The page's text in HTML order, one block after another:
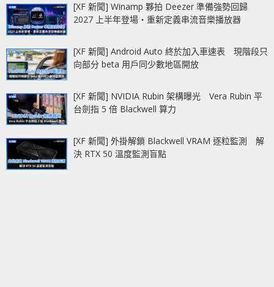
[XF 新聞] Winamp 夥拍 Deezer 準備強勢回歸
2027 上半年登場‧重新定義串流音樂播放器
[XF 新聞] Android Auto 終於加入車速表 現階段只
向部分 beta 用戶同少數地區開放
[XF 新聞] NVIDIA Rubin 架構曝光 Vera Rubin 平
台劍指 5 倍 Blackwell 算力
[XF 新聞] 外掛解鎖 Blackwell VRAM 逐粒監測 解
決 RTX 50 溫度監測盲點